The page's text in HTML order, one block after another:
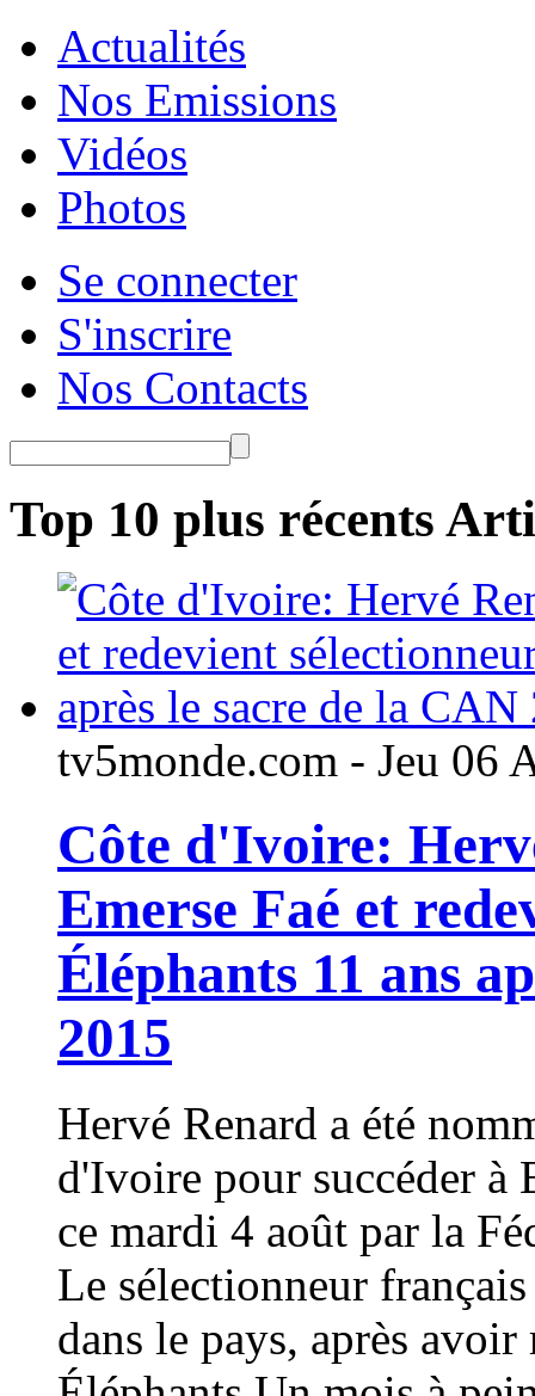
Actualités
Nos Emissions
Vidéos
Photos
Se connecter
S'inscrire
Nos Contacts
Top 10 plus récents
tv5monde.com - Jeu 06
Côte d'Ivoire:
Emerse Faé et
Éléphants 11 ans
2015
Hervé Renard a été
d'Ivoire pour succéder à
ce mardi 4 août par la
Le sélectionneur
dans le pays, après